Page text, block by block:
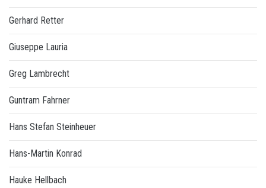
Gerhard Retter
Giuseppe Lauria
Greg Lambrecht
Guntram Fahrner
Hans Stefan Steinheuer
Hans-Martin Konrad
Hauke Hellbach